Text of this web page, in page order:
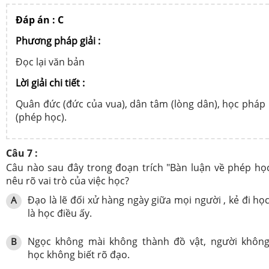
Đáp án : C
Phương pháp giải :
Đọc lại văn bản
Lời giải chi tiết :
Quân đức (đức của vua), dân tâm (lòng dân), học pháp
(phép học).
Câu 7 :
Câu nào sau đây trong đoạn trích "Bàn luận về phép
nêu rõ vai trò của việc học?
A
Đạo là lẽ đối xử hàng ngày giữa mọi người , kẻ đi
là học điều ấy.
B
Ngọc không mài không thành đồ vật, người
học không biết rõ đạo.